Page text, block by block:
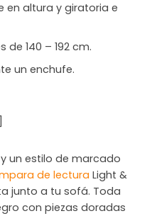
en altura y giratoria e
140 – 192 cm.
un enchufe.
un estilo de marcado
de lectura Light &
junto a tu sofá. Toda
con piezas doradas